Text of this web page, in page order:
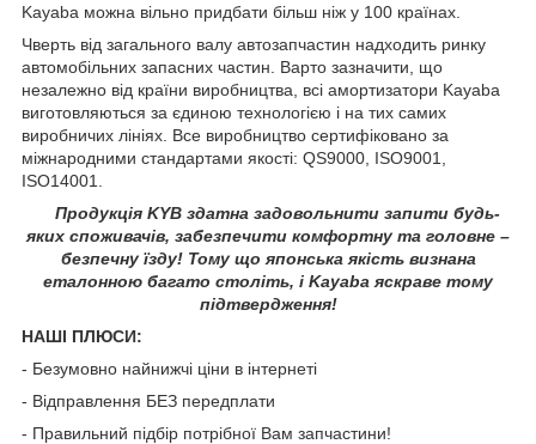
Kayaba можна вільно придбати більш ніж у 100 країнах.
Чверть від загального валу автозапчастин надходить ринку
автомобільних запасних частин. Варто зазначити, що
незалежно від країни виробництва, всі амортизатори Kayaba
виготовляються за єдиною технологією і на тих самих
виробничих лініях. Все виробництво сертифіковано за
міжнародними стандартами якості: QS9000, ISO9001,
ISO14001.
Продукція KYB здатна задовольнити запити будь-
яких споживачів, забезпечити комфортну та головне –
безпечну їзду! Тому що японська якість визнана
еталонною багато століть, і Kayaba яскраве тому
підтвердження!
НАШІ ПЛЮСИ:
- Безумовно найнижчі ціни в інтернеті
- Відправлення БЕЗ передплати
- Правильний підбір потрібної Вам запчастини!